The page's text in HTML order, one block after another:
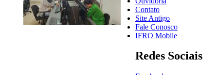
Contato
Site Antigo
Fale Conosco
IFRO Mobile
Redes Sociais